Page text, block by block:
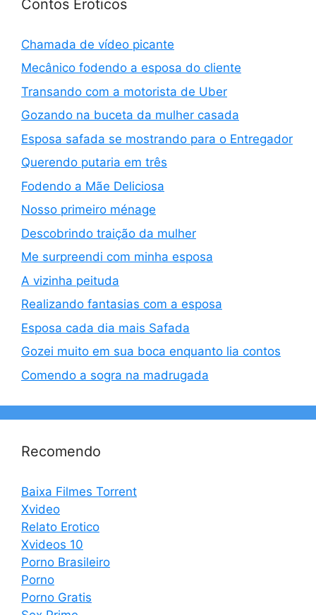
Contos Eroticos
Chamada de vídeo picante
Mecânico fodendo a esposa do cliente
Transando com a motorista de Uber
Gozando na buceta da mulher casada
Esposa safada se mostrando para o Entregador
Querendo putaria em três
Fodendo a Mãe Deliciosa
Nosso primeiro ménage
Descobrindo traição da mulher
Me surpreendi com minha esposa
A vizinha peituda
Realizando fantasias com a esposa
Esposa cada dia mais Safada
Gozei muito em sua boca enquanto lia contos
Comendo a sogra na madrugada
Recomendo
Baixa Filmes Torrent
Xvideo
Relato Erotico
Xvideos 10
Porno Brasileiro
Porno
Porno Gratis